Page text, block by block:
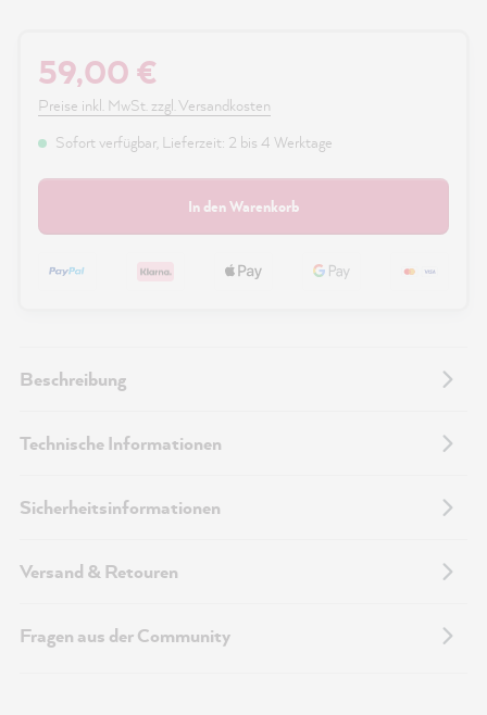
59,00 €
Preise inkl. MwSt. zzgl. Versandkosten
Sofort verfügbar, Lieferzeit: 2 bis 4 Werktage
In den Warenkorb
Beschreibung
Technische Informationen
Sicherheitsinformationen
Versand & Retouren
Fragen aus der Community